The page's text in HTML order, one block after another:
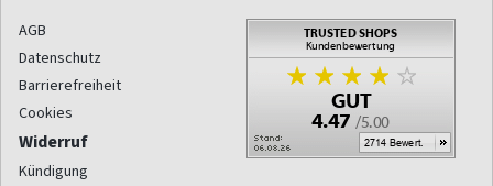
AGB
Datenschutz
Barrierefreiheit
Cookies
Widerruf
Kündigung